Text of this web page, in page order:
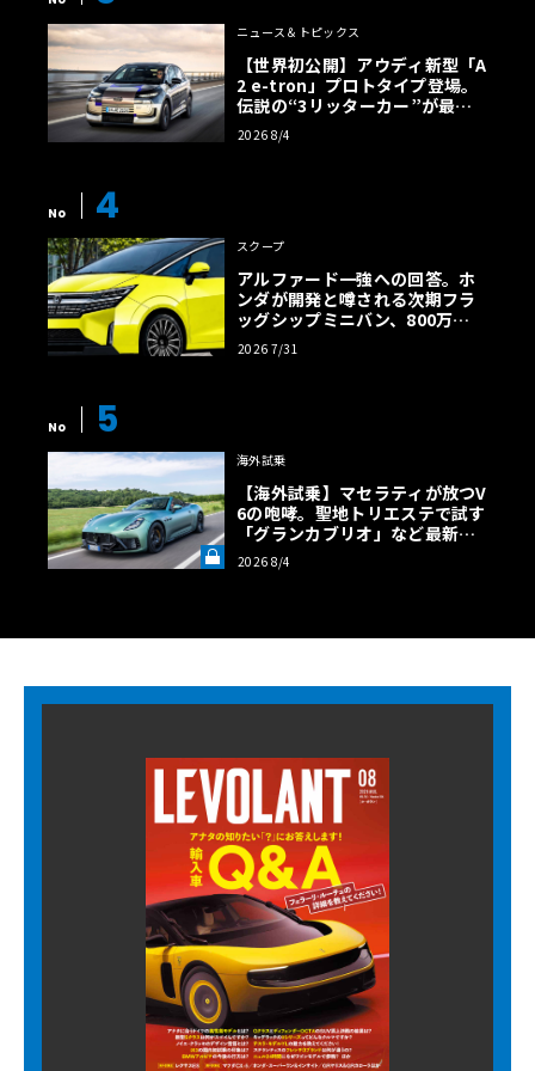
ニュース＆トピックス
【世界初公開】アウディ新型「A
2 e-tron」プロトタイプ登場。
伝説の“3リッターカー”が最高
効率エントリーBEVとして復活
【画像38枚】
2026 8/4
No 4
スクープ
アルファード一強への回答。ホ
ンダが開発と噂される次期フラ
ッグシップミニバン、800万円
超の勝算【予想CG】
2026 7/31
No 5
海外試乗
【海外試乗】マセラティが放つV
6の咆哮。聖地トリエステで試す
「グランカブリオ」など最新ト
ロフェオ3台の官能評価《LE VO
LANT LAB》
2026 8/4